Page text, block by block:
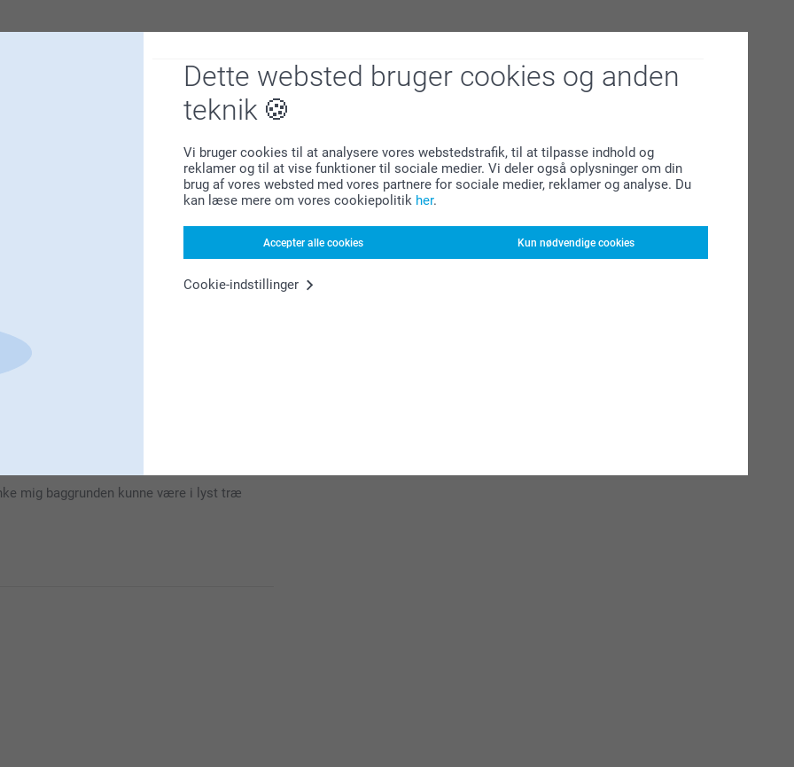
Dette websted bruger cookies og anden
teknik
Vi bruger cookies til at analysere vores webstedstrafik, til at tilpasse indhold og
reklamer og til at vise funktioner til sociale medier. Vi deler også oplysninger om din
brug af vores websted med vores partnere for sociale medier, reklamer og analyse. Du
kan læse mere om vores cookiepolitik her.
Accepter alle cookies Kun nødvendige cookies
Cookie-indstillinger
du får glæde af den i lang tid fremover.
du får glæde af den i lang tid fremover.
mig baggrunden kunne være i lyst træ